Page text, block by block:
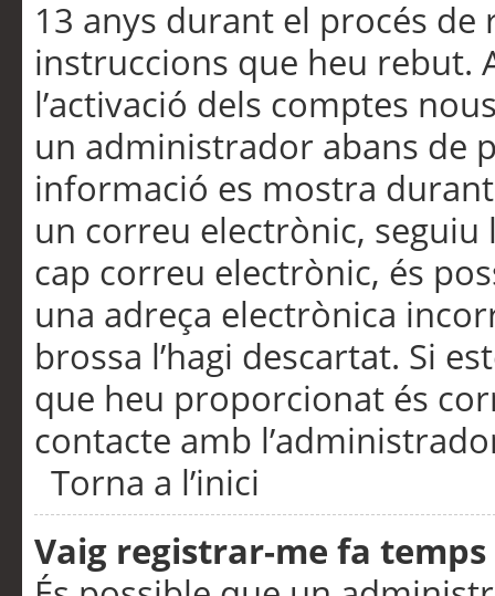
13 anys durant el procés de
instruccions que heu rebut.
l’activació dels comptes
un administrador abans de
informació es mostra
un correu electrònic,
cap correu electrònic, és
una adreça electrònica
brossa l’hagi descartat. Si
que heu proporcionat és
contacte amb
Torna a l’inici
Vaig registrar-me fa